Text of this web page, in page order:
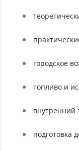
городское
топливо и
внутренний
подготовка